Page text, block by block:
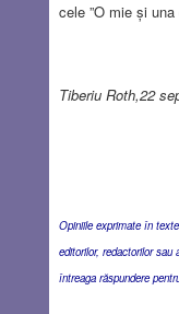
cele ”O mie și
Tiberiu Roth,22
Opiniile exprimate în
editorilor, redactorilor
întreaga răspundere